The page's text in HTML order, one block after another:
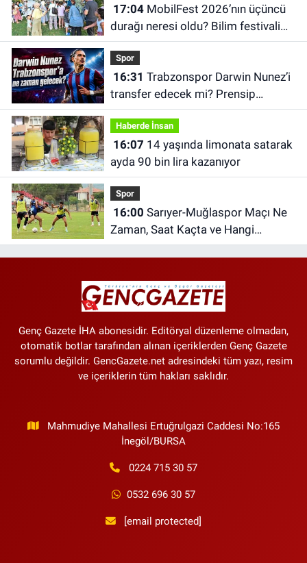
17:04MobilFest 2026’nın üçüncü
durağı neresi oldu? Bilim festivali
İznik’e taşındı
Spor
16:31
transfer edecek mi? Prensip
anlaşması iddiası
Haberde İnsan
16:07
ayda 90 bin lira kazanıyor
Spor
16:00
Zaman, Saat Kaçta ve Hangi
Kanalda?
Genç Gazete İHA abonesidir. Editöryal düzenleme olmadan,
otomatik botlar tarafından alınan içeriklerden Genç Gazete
sorumlu değildir. GencGazete.net adresindeki tüm yazı, resim
ve içeriklerin tüm hakları saklıdır.
Mahmudiye Mahallesi Ertuğrulgazi Caddesi No:165
İnegöl/BURSA
0224 715 30 57
0532 696 30 57
[email protected]